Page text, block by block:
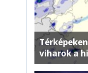
viharok a